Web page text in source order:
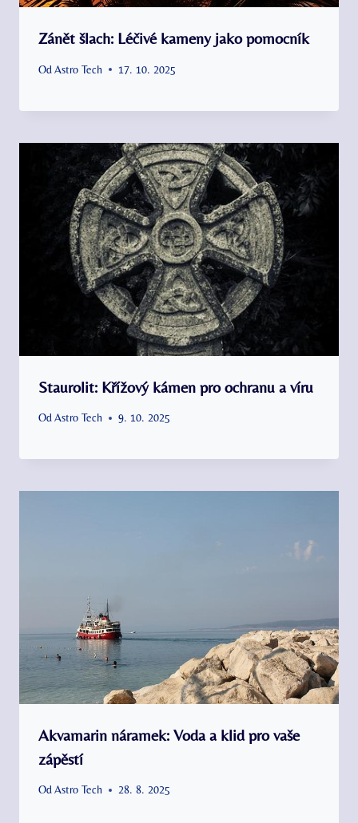
Zánět šlach: Léčivé kameny jako pomocník
Od Astro Tech 17. 10. 2025
Staurolit: Křížový kámen pro ochranu a víru
Od Astro Tech 9. 10. 2025
Akvamarin náramek: Voda a klid pro vaše
zápěstí
OdAstro Tech 28. 8. 2025